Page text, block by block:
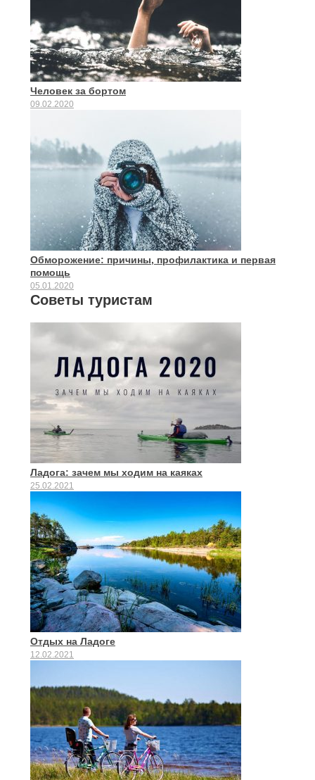
Человек за бортом
09.02.2020
Обморожение: причины, профилактика и первая
помощь
05.01.2020
Советы туристам
Ладога: зачем мы ходим на каяках
25.02.2021
Отдых на Ладоге
12.02.2021